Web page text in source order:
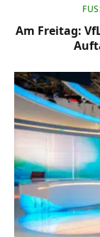
Am Freitag: